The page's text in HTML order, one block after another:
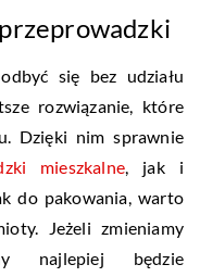
się bez udziału
rozwiązanie, które
Dzięki nim sprawnie
mieszkalne, jak i
do pakowania, warto
Jeżeli zmieniamy
najlepiej będzie